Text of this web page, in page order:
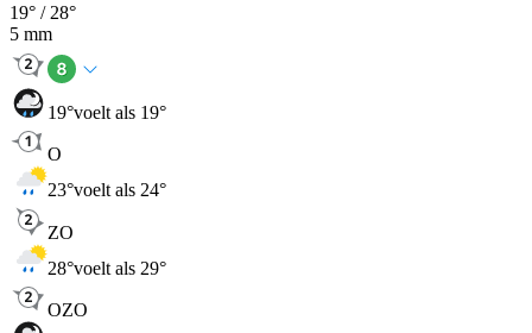
19° / 28°
5 mm
19°voelt als 19°
O
23°voelt als 24°
ZO
28°voelt als 29°
OZO